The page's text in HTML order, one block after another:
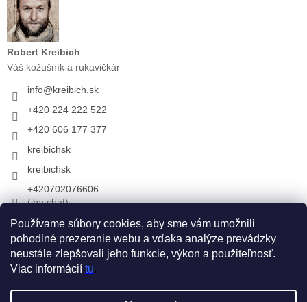
Používame súbory cookies, aby sme vám umožnili
pohodlné prezeranie webu a vďaka analýze prevádzky
neustále zlepšovali jeho funkcie, výkon a použiteľnosť.
Viac informácií tu.
Robert Kreibich
Váš kožušník a rukavičkár
info@kreibich.sk
+420 224 222 522
+420 606 177 377
kreibichsk
kreibichsk
+420702076606
(iba chat)
Prijímame online platby